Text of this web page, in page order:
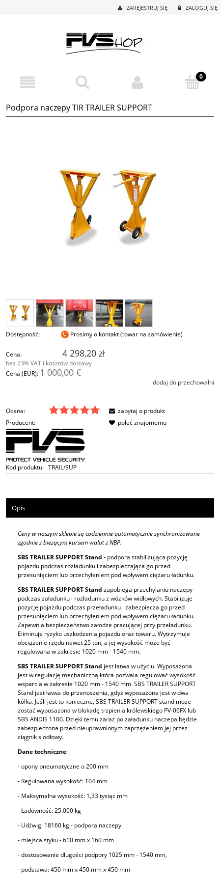
ZAREJESTRUJ SIĘ ZALOGUJ SIĘ
Podpora naczepy TIR TRAILER SUPPORT
Dostępność: Prosimy o kontakt (towar na zamówienie)
Cena: 4 298,20 zł
bez 23% VAT i kosztów dostawy
Cena (EUR): 1 000,00 €
dodaj do przechowalni
Ocena:
Producent:
Kod produktu: TRAIL/SUP
zapytaj o produkt
poleć znajomemu
Opis
Ceny w naszym sklepie są codziennie automatycznie synchronizowane
zgodnie z bieżącym kursem walut z NBP.
SBS TRAILER SUPPORT Stand - podpora stabilizująca pozycję
pojazdu podczas rozładunku i zabezpieczająca go przed
przesunięciem lub przechyleniem pod wpływem ciężaru ładunku.
SBS TRAILER SUPPORT Stand zapobiega przechylaniu naczepy
podczas załadunku i rozładunku z wózków widłowych. Stabilizuje
pozycję pojazdu podczas przeładunku i zabezpiecza go przed
przesunięciem lub przechyleniem pod wpływem ciężaru ładunku.
Zapewnia bezpieczeństwo załodze pracującej przy przeładunku.
Eliminuje ryzyko uszkodzenia pojazdu oraz towaru. Wytrzymuje
obciążenie rzędu nawet 25 ton, a jej wysokość może być
regulowana w zakresie 1020 mm - 1540 mm.
SBS TRAILER SUPPORT Stand jest łatwa w użyciu. Wyposażona
jest w regulację mechaniczną która pozwala regulować wysokość
wsparcia w zakresie 1020 mm - 1540 mm. SBS TRAILER SUPPORT
Stand jest łatwa do przenoszenia, gdyż wyposażona jest w dwa
kółka. Jeśli jest to konieczne, SBS TRAILER SUPPORT stand może
zostać wyposażona w blokadę trzpienia królewskiego PV-06FX lub
SBS ANDIS 1100. Dzięki temu zaraz po załadunku naczepa będzie
zabezpieczona przed nieuprawnionym zaprzężeniem jej przez
ciągnik siodłowy.
Dane techniczne:
- opony pneumatyczne o 200 mm
- Regulowana wysokość: 104 mm
- Maksymalna wysokość: 1,33 tysiąc mm
- Ładowność: 25.000 kg
- Udźwig: 18160 kg - podpora naczepy
- miejsca styku - 610 mm x 160 mm
- dostosowanie długości podpory 1025 mm - 1540 mm,
- podstawa: 450 mm x 450 mm x 450 mm